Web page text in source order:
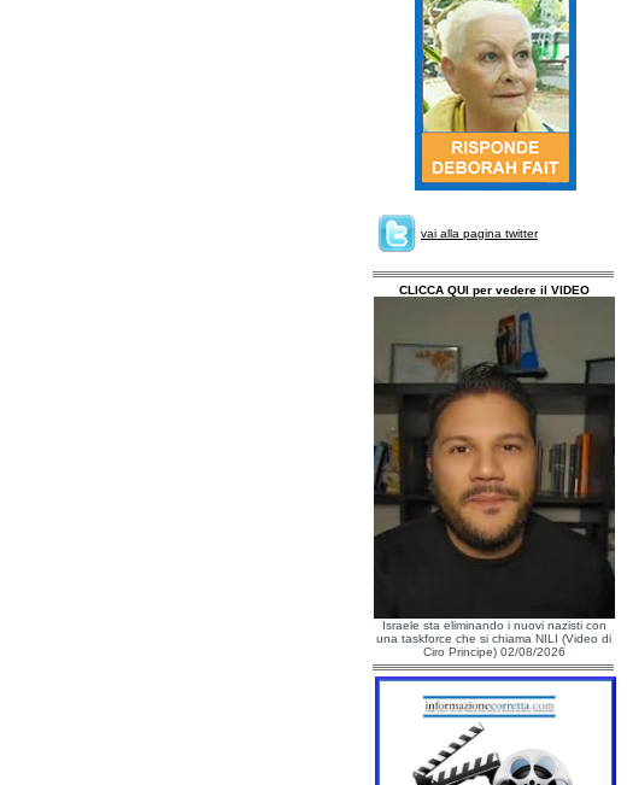
vai alla pagina twitter
CLICCA QUI per vedere il VIDEO
Israele sta eliminando i nuovi nazisti con
una taskforce che si chiama NILI (Video di
Ciro Principe) 02/08/2026